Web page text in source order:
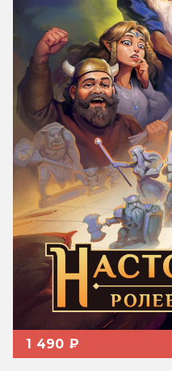
1 490 ₽